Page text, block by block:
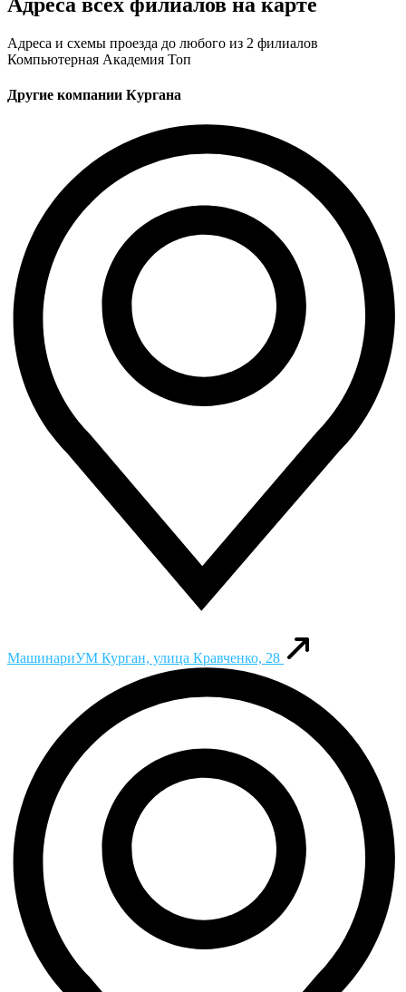
Адреса и схемы проезда до любого из 2 филиалов
Компьютерная Академия Toп
Другие компании Кургана
МашинариУМ Курган, улица Кравченко, 28